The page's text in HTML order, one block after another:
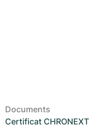
Documents
Certificat CHRONEXT